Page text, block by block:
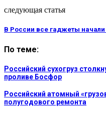
следующая статья
В России все гаджеты
По теме:
Российский сухогруз
проливе Босфор
Российский атомный
полугодового ремонта